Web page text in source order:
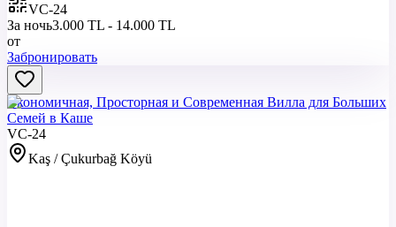
VC-24
За ночь3.000 TL - 14.000 TL
от
Забронировать
Экономичная, Просторная и Современная Вилла для Больших
Семей в Каше
VC-24
Kaş / Çukurbağ Köyü